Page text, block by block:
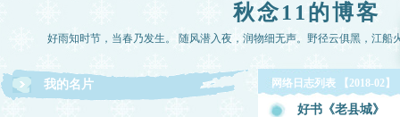
秋念11的博客
好雨知时节，当春乃发生。 随风潜入夜，润物细无声。野径云俱黑，江船
我的名片 网络日志列表 【2018-02】
好书《老县城》